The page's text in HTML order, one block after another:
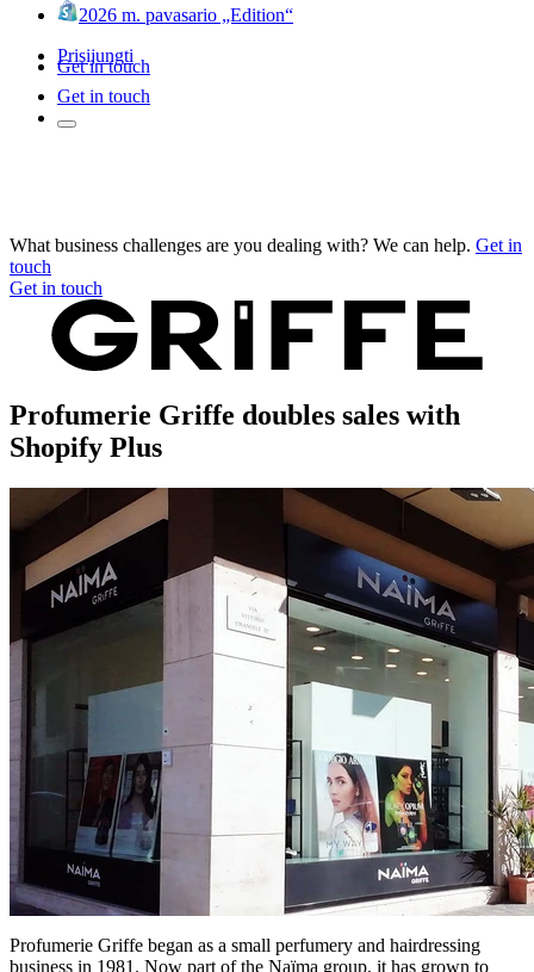
2026 m. pavasario „Edition“
Prisijungti
Get in touch
Get in touch
What business challenges are you dealing with? We can help. Get in
touch
Get in touch
Profumerie Griffe doubles sales with
Shopify Plus
Profumerie Griffe began as a small perfumery and hairdressing
business in 1981. Now part of the Naïma group, it has grown to